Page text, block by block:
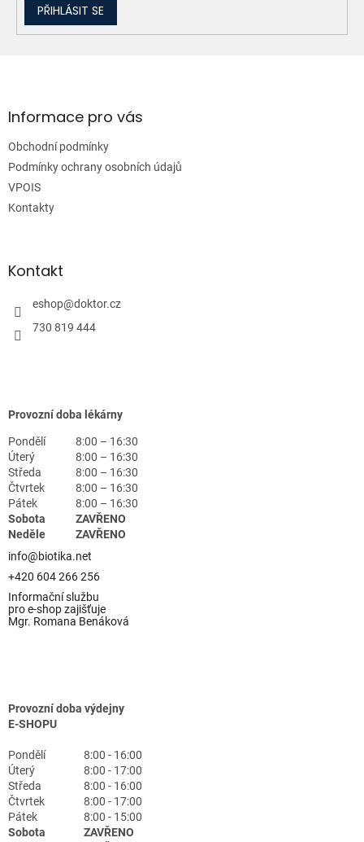
PŘIHLÁSIT SE
aInformace pro vás
Obchodní podmínky
Podmínky ochrany osobních údajů
VPOIS
Kontakty
Kontakt
eshop@doktor.cz
730 819 444
Provozní doba lékárny
Pondělí
8:00 – 16:30
Úterý
8:00 – 16:30
Středa
8:00 – 16:30
Čtvrtek
8:00 – 16:30
Pátek
8:00 – 16:30
Sobota
ZAVŘENO
Neděle
ZAVŘENO
info@biotika.net
+420 604 266 256
Informační službu
pro e-shop zajišťuje
Mgr. Romana Benáková
Provozní doba výdejny
E-SHOPU
Pondělí
8:00 - 16:00
Úterý
8:00 - 17:00
Středa
8:00 - 16:00
Čtvrtek
8:00 - 17:00
Pátek
8:00 - 15:00
Sobota
ZAVŘENO